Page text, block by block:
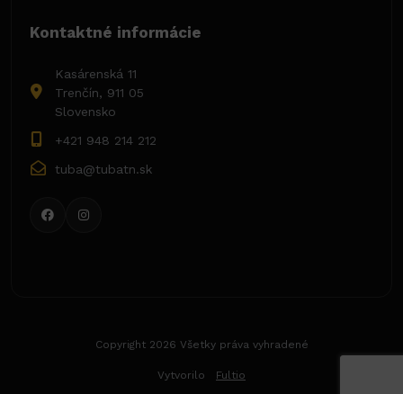
Kontaktné informácie
Kasárenská 11
Trenčín, 911 05
Slovensko
+421 948 214 212
tuba@tubatn.sk
Copyright 2026 Všetky práva vyhradené
Vytvorilo Fultio